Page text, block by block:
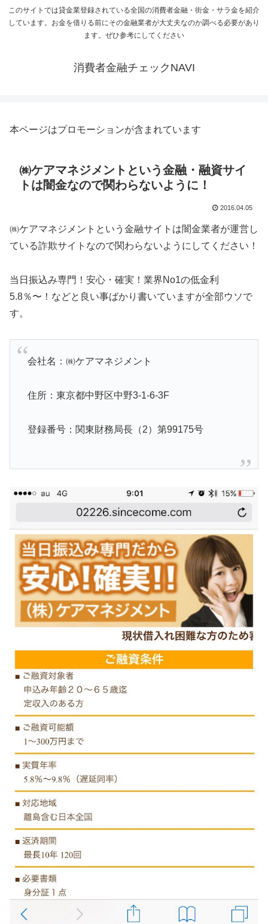
このサイトでは貸金業登録されている全国の消費者金融・街金・サラ金を紹介
しています。お金を借りる前にその金融業者が大丈夫なのか調べる必要があり
ます。ぜひ参考にしてください
消費者金融チェックNAVI
本ページはプロモーションが含まれています
㈱ケアマネジメントという金融・融資サイ
トは闇金なので関わらないように！
2016.04.05
㈱ケアマネジメントという金融サイトは闇金業者が運営し
ている詐欺サイトなので関わらないようにしてください！
当日振込み専門！安心・確実！業界No1の低金利
5.8％〜！などと良い事ばかり書いていますが全部ウソで
す。
会社名：㈱ケアマネジメント
住所：東京都中野区中野3-1-6-3F
登録番号：関東財務局長（2）第99175号